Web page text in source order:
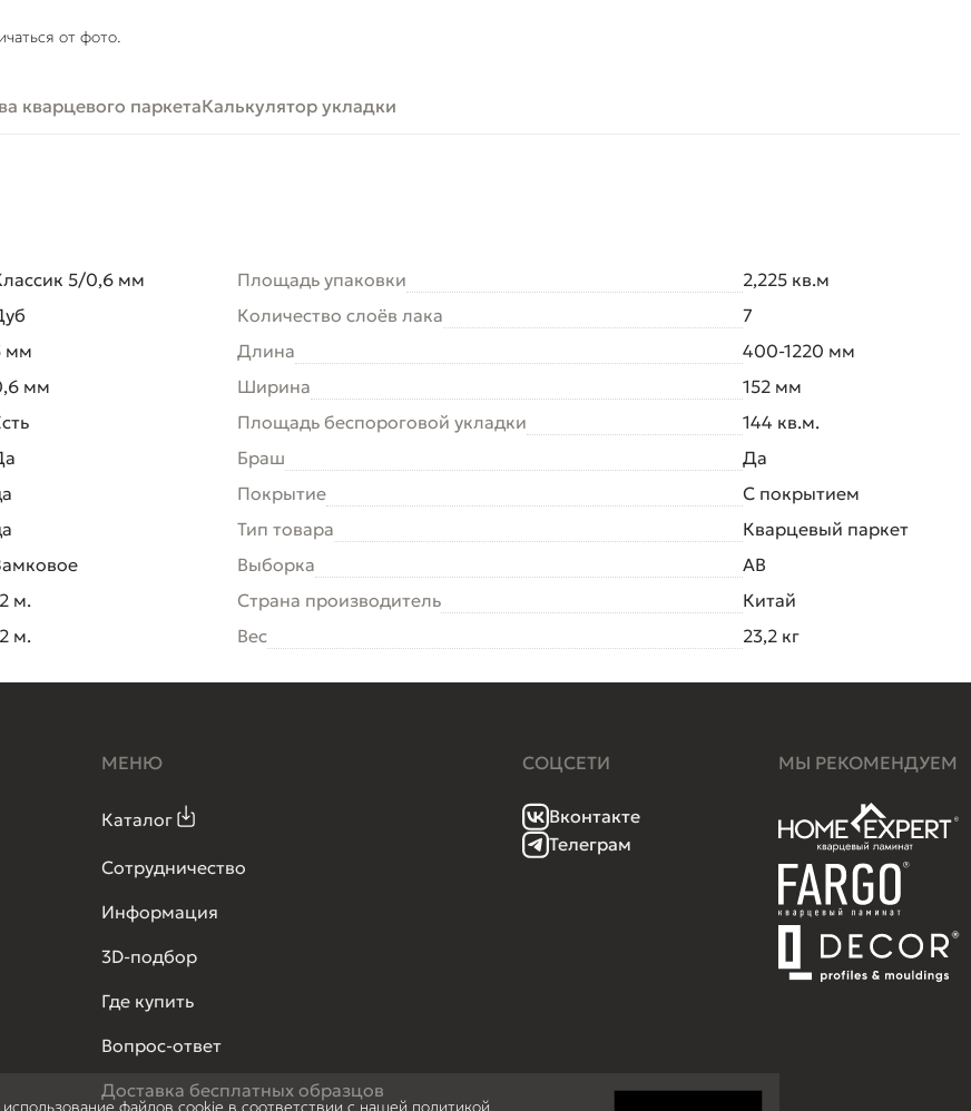
от фото.
кварцевого паркетаКалькулятор укладки
5/0,6 мм
мм
мм
м.
м.
Площадь упаковки
2,225 кв.м
Количество слоёв лака
7
Длина
400-1220 мм
Ширина
152 мм
Площадь беспороговой укладки
144 кв.м.
Браш
Да
Покрытие
С покрытием
Тип товара
Кварцевый паркет
Выборка
AB
Страна производитель
Китай
Вес
23,2 кг
МЕНЮ
Каталог
Сотрудничество
Информация
3D-подбор
Где купить
Вопрос-ответ
Доставка бесплатных образцов
СОЦСЕТИ
Вконтакте
Телеграм
МЫ РЕКОМЕНДУЕМ
файлов cookie в соответствии с нашей политикой